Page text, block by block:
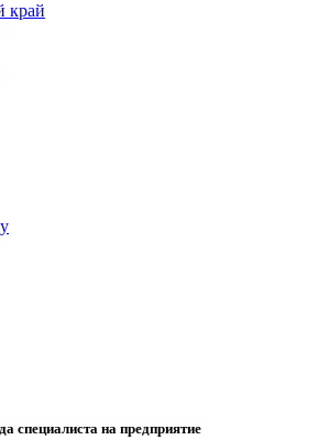
край
специалиста на предприятие